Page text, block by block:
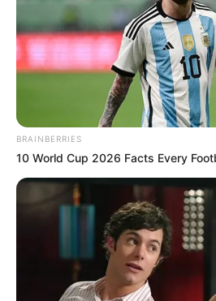
Fail! 10 Potret Makanan
Dimasak yang Bikin Kamu
Nggak Selera
10 Pose Manekin Anti
Mainstream yang Konyol
Banget
BRAINBERRIES
10 World Cup 2026 Facts Every